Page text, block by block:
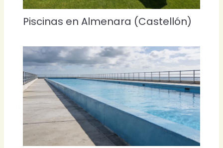
Piscinas en Almenara (Castellón)